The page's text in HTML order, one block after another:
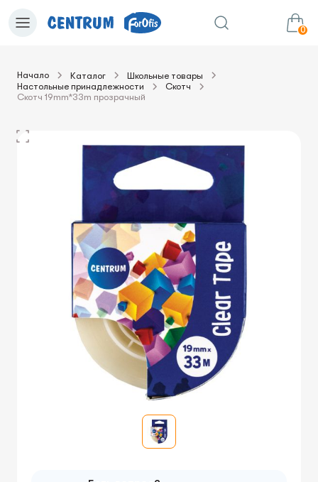
0
в корзину Сумма:
Начало Каталог
Школьные товары
Настольные принадлежности
Скотч
Скотч 19mm*33m прозрачный